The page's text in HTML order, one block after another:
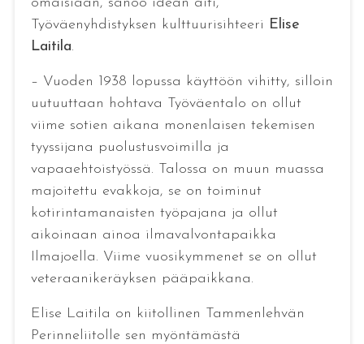
Työväenyhdistyksen kulttuurisihteeri Elise
Laitila.
– Vuoden 1938 lopussa käyttöön vihitty, silloin
uutuuttaan hohtava Työväentalo on ollut
viime sotien aikana monenlaisen tekemisen
tyyssijana puolustusvoimilla ja
vapaaehtoistyössä. Talossa on muun muassa
majoitettu evakkoja, se on toiminut
kotirintamanaisten työpajana ja ollut
aikoinaan ainoa ilmavalvontapaikka
Ilmajoella. Viime vuosikymmenet se on ollut
veteraanikeräyksen pääpaikkana.
Elise Laitila on kiitollinen Tammenlehvän
Perinneliitolle sen myöntämästä